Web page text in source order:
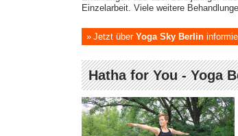
Einzelarbeit. Viele weitere
Jetzt über Yoga Sky Berlin
Hatha for You - Yoga